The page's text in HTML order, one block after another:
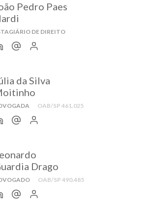
Pedro Paes
DE DIREITO
da Silva
OAB/SP 461.025
Drago
OAB/SP 490.485